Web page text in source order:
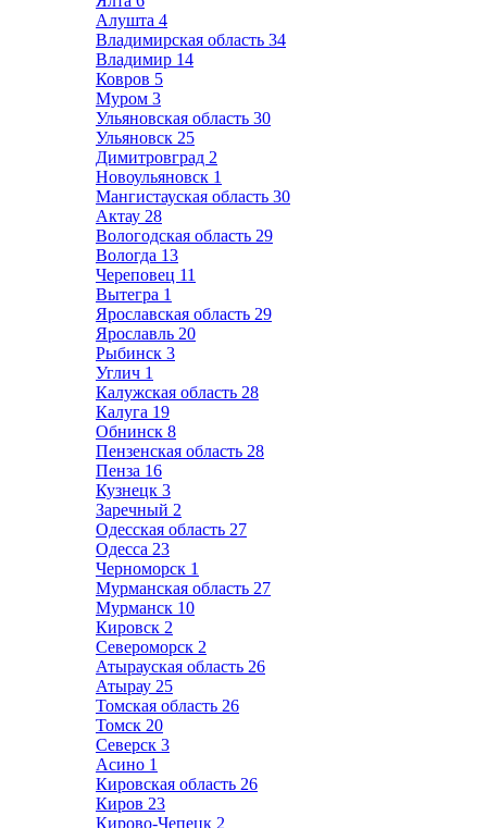
Алушта 4
Владимирская область 34
Владимир 14
Ковров 5
Муром 3
Ульяновская область 30
Ульяновск 25
Димитровград 2
Новоульяновск 1
Мангистауская область 30
Актау 28
Вологодская область 29
Вологда 13
Череповец 11
Вытегра 1
Ярославская область 29
Ярославль 20
Рыбинск 3
Углич 1
Калужская область 28
Калуга 19
Обнинск 8
Пензенская область 28
Пенза 16
Кузнецк 3
Заречный 2
Одесская область 27
Одесса 23
Черноморск 1
Мурманская область 27
Мурманск 10
Кировск 2
Североморск 2
Атырауская область 26
Атырау 25
Томская область 26
Томск 20
Северск 3
Асино 1
Кировская область 26
Киров 23
Кирово-Чепецк 2